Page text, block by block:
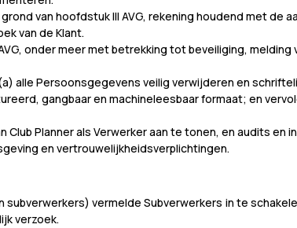
van hoofdstuk III AVG, rekening houdend met de
van de Klant.
onder meer met betrekking tot beveiliging, melding
alle Persoonsgegevens veilig verwijderen en
gangbaar en machineleesbaar formaat; en
Planner als Verwerker aan te tonen, en audits en
en vertrouwelijkheidsverplichtingen.
vermelde Subverwerkers in te
verzoek.